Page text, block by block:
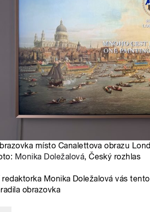
místo Canalettova obrazu
Monika Doležalová, Český rozhlas
redaktorka Monika Doležalová vás
obrazovka